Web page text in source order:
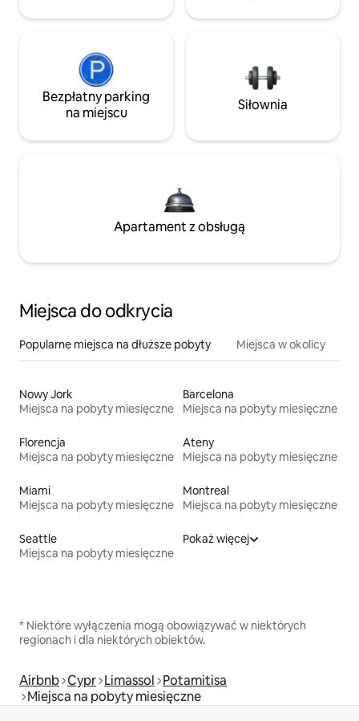
Bezpłatny parking
na miejscu
Siłownia
Apartament z obsługą
Miejsca do odkrycia
Popularne miejsca na dłuższe pobyty Miejsca w okolicy
Nowy Jork
Miejsca na pobyty miesięczne
Barcelona
Miejsca na pobyty miesięczne
Florencja
Miejsca na pobyty miesięczne
Ateny
Miejsca na pobyty miesięczne
Miami
Miejsca na pobyty miesięczne
Montreal
Miejsca na pobyty miesięczne
Seattle
Miejsca na pobyty miesięczne
Pokaż więcej
* Niektóre wyłączenia mogą obowiązywać w niektórych
regionach i dla niektórych obiektów.
Airbnb Cypr Limassol Potamitisa
Miejsca na pobyty miesięczne